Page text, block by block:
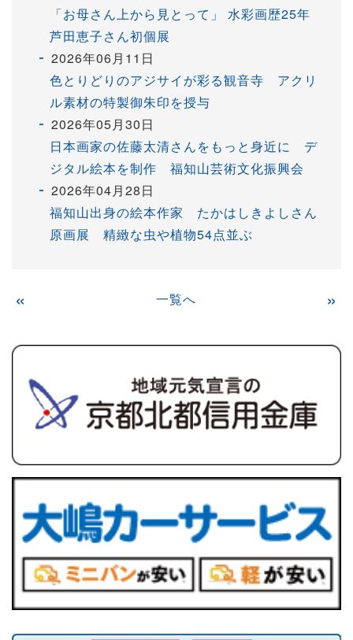
「お母さん上から見とって」 水彩画歴25年
芦田恵子さん初個展
2026年06月11日
色とりどりのアジサイが彩る観音寺 アクリ
ル素材の特製御朱印を授与
2026年05月30日
日本画家の佐藤太清さんをもっと身近に デ
ジタル絵本を制作 福知山芸術文化振興会
2026年04月28日
福知山出身の絵本作家 たかはしきよしさん
原画展 精緻な虫や植物54点並ぶ
« 一覧へ